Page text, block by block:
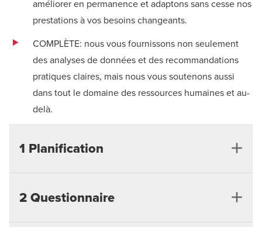
améliorer en permanence et adaptons sans cesse nos
prestations à vos besoins changeants.
COMPLÈTE: nous vous fournissons non seulement
des analyses de données et des recommandations
pratiques claires, mais nous vous soutenons aussi
dans tout le domaine des ressources humaines et au-
delà.
1 Planification
Analyse des besoins
2 Questionnaire